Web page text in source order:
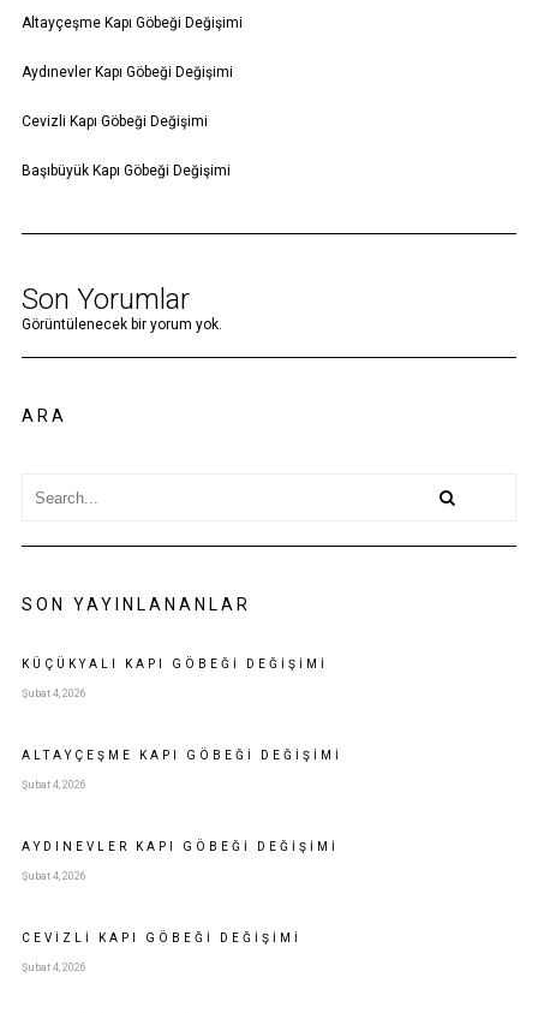
Altayçeşme Kapı Göbeği Değişimi
Aydınevler Kapı Göbeği Değişimi
Cevizli Kapı Göbeği Değişimi
Başıbüyük Kapı Göbeği Değişimi
Son Yorumlar
Görüntülenecek bir yorum yok.
ARA
SON YAYINLANANLAR
KÜÇÜKYALI KAPI GÖBEĞI DEĞIŞIMI
Şubat 4, 2026
ALTAYÇEŞME KAPI GÖBEĞI DEĞIŞIMI
Şubat 4, 2026
AYDINEVLER KAPI GÖBEĞI DEĞIŞIMI
Şubat 4, 2026
CEVIZLI KAPI GÖBEĞI DEĞIŞIMI
Şubat 4, 2026